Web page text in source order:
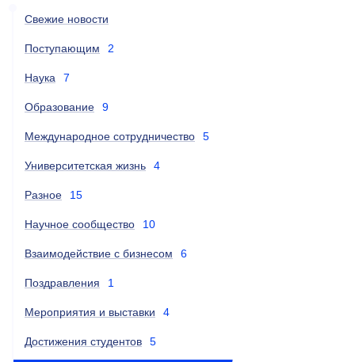
Свежие новости
Поступающим 2
Наука 7
Образование 9
Международное сотрудничество 5
Университетская жизнь 4
Разное 15
Научное сообщество 10
Взаимодействие с бизнесом 6
Поздравления 1
Мероприятия и выставки 4
Достижения студентов 5